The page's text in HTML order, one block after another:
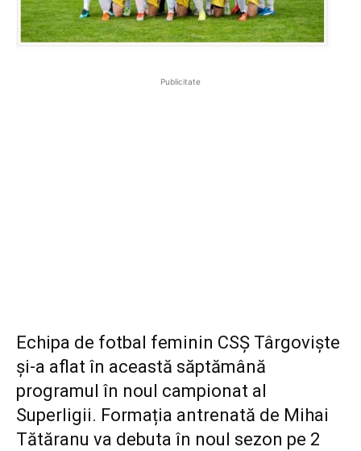
Publicitate
Echipa de fotbal feminin CSȘ Târgoviște
și-a aflat în această săptămână
programul în noul campionat al
Superligii. Formația antrenată de Mihai
Tătăranu va debuta în noul sezon pe 2